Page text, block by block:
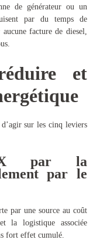
de générateur ou un
par du temps de
facture de diesel,
et
sur les cinq leviers
par la
par le
par une source au coût
la logistique associée
fort effet cumulé.